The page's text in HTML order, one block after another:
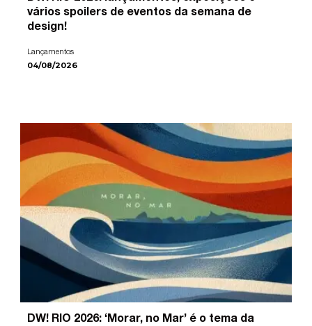
vários spoilers de eventos da semana de
design!
Lançamentos
04/08/2026
DW! RIO 2026: ‘Morar, no Mar’ é o tema da